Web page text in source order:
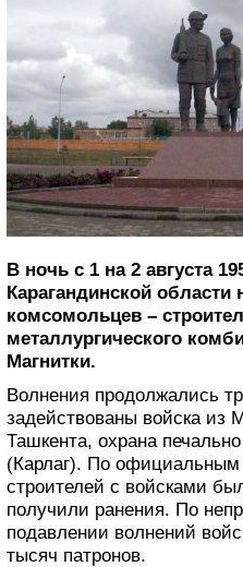
В ночь с 1 на 2 августа
Карагандинской
комсомольцев –
металлургического
Магнитки.
Волнения продолжались
задействованы войска из
Ташкента, охрана
(Карлаг). По
строителей с войсками
получили ранения. По
подавлении волнений
тысяч патронов.